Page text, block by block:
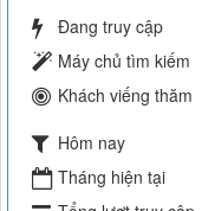
Đang truy cập
Máy chủ tìm kiếm
Khách viếng thăm
Hôm nay
Tháng hiện tại